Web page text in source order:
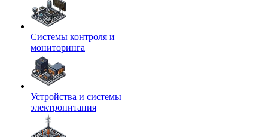
Системы контроля и
мониторинга
Устройства и системы
электропитания